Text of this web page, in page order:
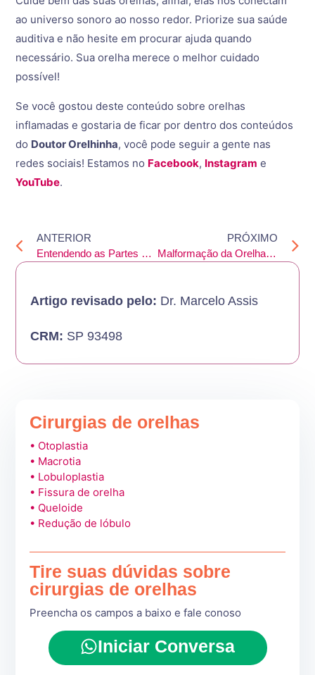
ao universo sonoro ao nosso redor. Priorize sua saúde
auditiva e não hesite em procurar ajuda quando
necessário. Sua orelha merece o melhor cuidado
possível!
Se você gostou deste conteúdo sobre orelhas
inflamadas e gostaria de ficar por dentro dos conteúdos
do Doutor Orelhinha, você pode seguir a gente nas
redes sociais! Estamos no Facebook, Instagram e
YouTube.
ANTERIOR
Entendendo as Partes da Orelha: Anatomia e Função
PRÓXIMO
Malformação da Orelha Externa: Veja as Mais Comuns
Artigo revisado pelo: Dr. Marcelo Assis
CRM: SP 93498
Cirurgias de orelhas
• Otoplastia
• Macrotia
• Lobuloplastia
• Fissura de orelha
• Queloide
• Redução de lóbulo
Tire suas dúvidas sobre
cirurgias de orelhas
Preencha os campos a baixo e fale conoso
Iniciar Conversa